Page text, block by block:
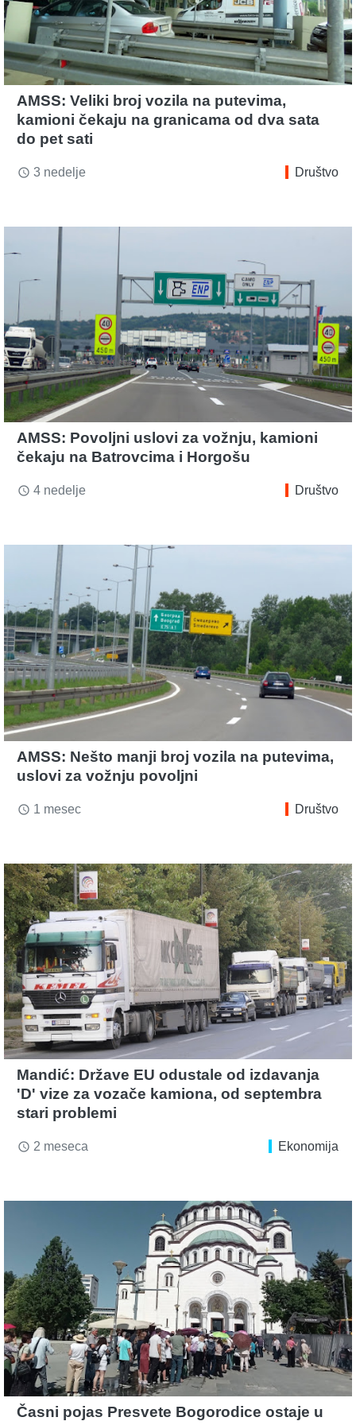
AMSS: Veliki broj vozila na putevima,
kamioni čekaju na granicama od dva sata
do pet sati
access_time 3 nedelje Društvo
AMSS: Povoljni uslovi za vožnju, kamioni
čekaju na Batrovcima i Horgošu
access_time 4 nedelje Društvo
AMSS: Nešto manji broj vozila na putevima,
uslovi za vožnju povoljni
access_time 1 mesec Društvo
Mandić: Države EU odustale od izdavanja
'D' vize za vozače kamiona, od septembra
stari problemi
access_time 2 meseca Ekonomija
Časni pojas Presvete Bogorodice ostaje u